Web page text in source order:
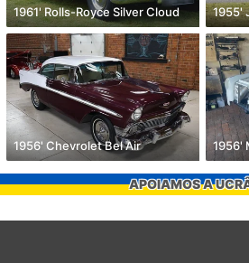
1961' Rolls-Royce Silver Cloud 1955'
1956' Chevrolet Bel Air
APOIAMOS A